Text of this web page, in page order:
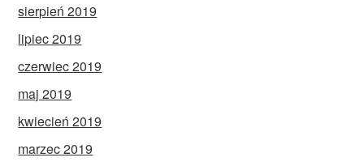
sierpień 2019
lipiec 2019
czerwiec 2019
maj 2019
kwiecień 2019
marzec 2019